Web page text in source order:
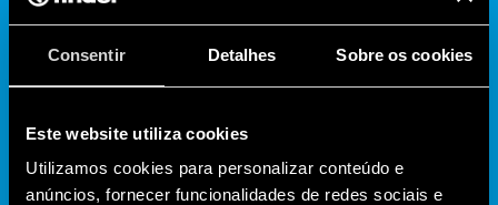
Consentir Detalhes Sobre os cookies
Este website utiliza cookies
Utilizamos cookies para personalizar conteúdo e
anúncios, fornecer funcionalidades de redes sociais e
ASérie RR Finder
é composta por relés rápidos, com
35mm. Além disso, possui uma versão plug-in para
base undecal.
Seguem as principais características dos produtos: